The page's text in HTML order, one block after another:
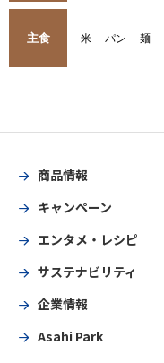
主食 米 パン 麺
商品情報
キャンペーン
エンタメ・レシピ
サステナビリティ
企業情報
Asahi Park